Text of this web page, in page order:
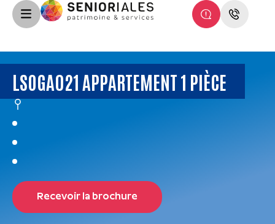
LSOGA021 APPARTEMENT 1 PIÈCE
Recevoir la brochure